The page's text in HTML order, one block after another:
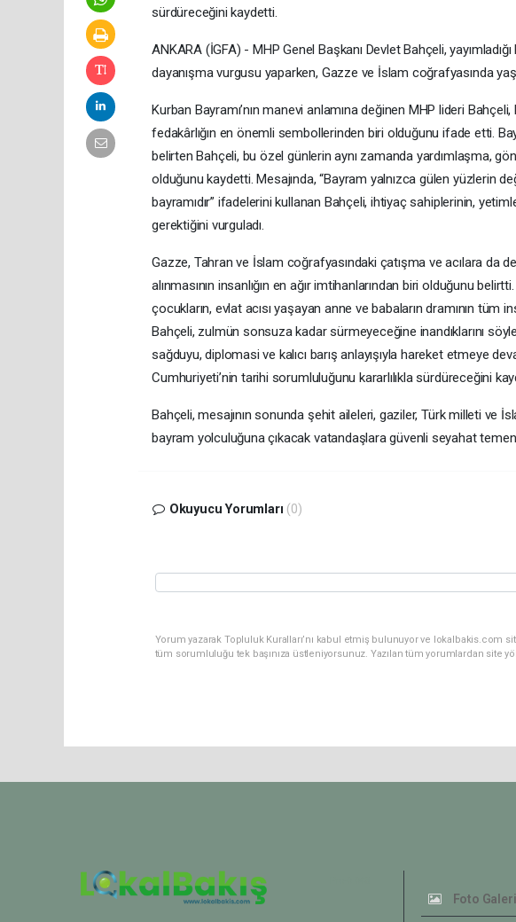
sürdüreceğini kaydetti.
ANKARA (İGFA) - MHP Genel Başkanı Devlet Bahçeli,
dayanışma vurgusu yaparken, Gazze ve İslam coğrafyasında
Kurban Bayramı’nın manevi anlamına değinen MHP lideri
fedakârlığın en önemli sembollerinden biri olduğunu ifade etti.
belirten Bahçeli, bu özel günlerin aynı zamanda yardımlaşma,
olduğunu kaydetti. Mesajında, “Bayram yalnızca gülen yüzlerin
bayramıdır” ifadelerini kullanan Bahçeli, ihtiyaç sahiplerinin,
gerektiğini vurguladı.
Gazze, Tahran ve İslam coğrafyasındaki çatışma ve acılara da
alınmasının insanlığın en ağır imtihanlarından biri olduğunu
çocukların, evlat acısı yaşayan anne ve babaların dramının tüm
Bahçeli, zulmün sonsuza kadar sürmeyeceğine inandıklarını
sağduyu, diplomasi ve kalıcı barış anlayışıyla hareket etmeye
Cumhuriyeti’nin tarihi sorumluluğunu kararlılıkla sürdüreceğini
Bahçeli, mesajının sonunda şehit aileleri, gaziler, Türk milleti ve
bayram yolculuğuna çıkacak vatandaşlara güvenli seyahat
Okuyucu Yorumları (0)
Yorum yazarak Topluluk Kuralları’nı kabul etmiş bulunuyor ve lokalbakis.com
tüm sorumluluğu tek başınıza üstleniyorsunuz. Yazılan tüm yorumlardan site
Foto Galeri